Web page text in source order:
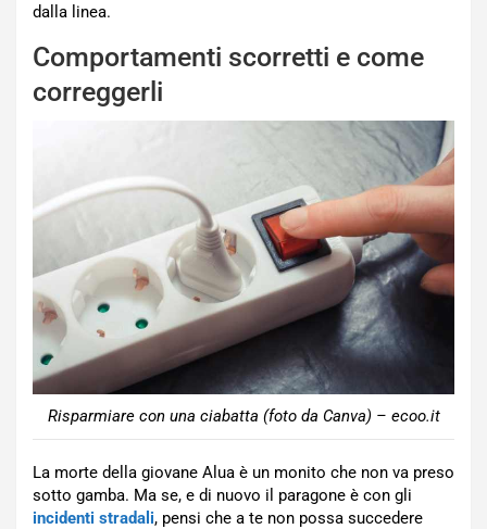
dalla linea.
Comportamenti scorretti e come
correggerli
Risparmiare con una ciabatta (foto da Canva) – ecoo.it
La morte della giovane Alua è un monito che non va preso
sotto gamba. Ma se, e di nuovo il paragone è con gli
incidenti stradali, pensi che a te non possa succedere